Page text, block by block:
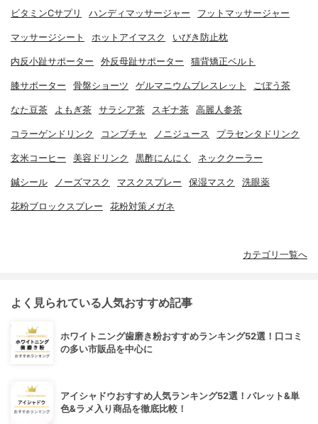
ビタミンCサプリ ハンディマッサージャー フットマッサージャー
マッサージシート ホットアイマスク いびき防止枕
内反小趾サポーター 外反母趾サポーター 猫背矯正ベルト
膝サポーター 骨盤ショーツ ゲルマニウムブレスレット ごぼう茶
なた豆茶 よもぎ茶 サラシア茶 スギナ茶 高麗人参茶
コラーゲンドリンク コンブチャ ノニジュース プラセンタドリンク
玄米コーヒー 美容ドリンク 黒酢にんにく ネッククーラー
鍼シール ノーズマスク マスクスプレー 保湿マスク 洗眼薬
花粉ブロックスプレー 花粉対策メガネ
カテゴリ一覧へ
よく見られている人気おすすめ記事
ホワイトニング歯磨き粉おすすめランキング52選！口コミ
の多い市販品を中心に
アイシャドウおすすめ人気ランキング52選！パレット&単
色&ラメ入り商品を徹底比較！